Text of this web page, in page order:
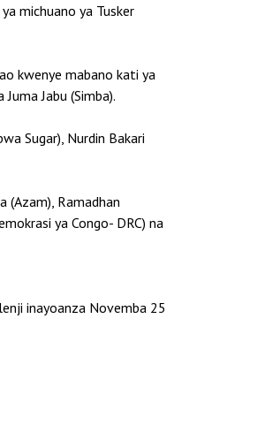
michuano ya Tusker
kwenye mabano kati ya
Jabu (Simba).
Sugar), Nurdin Bakari
(Azam), Ramadhan
ya Congo- DRC) na
inayoanza Novemba 25